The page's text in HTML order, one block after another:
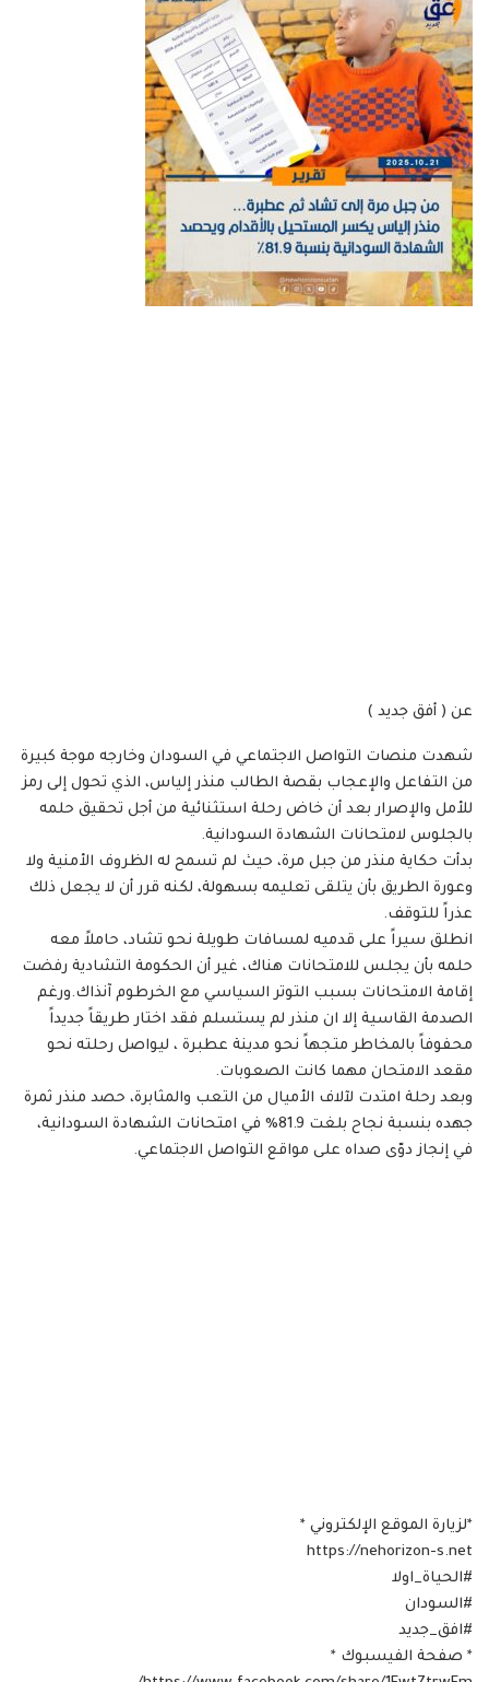
عن ( أفق جديد )
شهدت منصات التواصل الاجتماعي في السودان وخارجه موجة كبيرة
من التفاعل والإعجاب بقصة الطالب منذر إلياس، الذي تحول إلى رمز
للأمل والإصرار بعد أن خاض رحلة استثنائية من أجل تحقيق حلمه
بالجلوس لامتحانات الشهادة السودانية.
بدأت حكاية منذر من جبل مرة، حيث لم تسمح له الظروف الأمنية ولا
وعورة الطريق بأن يتلقى تعليمه بسهولة، لكنه قرر أن لا يجعل ذلك
عذراً للتوقف.
انطلق سيراً على قدميه لمسافات طويلة نحو تشاد، حاملاً معه
حلمه بأن يجلس للامتحانات هناك، غير أن الحكومة التشادية رفضت
إقامة الامتحانات بسبب التوتر السياسي مع الخرطوم آنذاك.ورغم
الصدمة القاسية إلا ان منذر لم يستسلم فقد اختار طريقاً جديداً
محفوفاً بالمخاطر متجهاً نحو مدينة عطبرة ، ليواصل رحلته نحو
مقعد الامتحان مهما كانت الصعوبات.
وبعد رحلة امتدت لآلاف الأميال من التعب والمثابرة، حصد منذر ثمرة
جهده بنسبة نجاح بلغت 81.9% في امتحانات الشهادة السودانية،
في إنجاز دوّى صداه على مواقع التواصل الاجتماعي.
*لزيارة الموقع الإلكتروني * ‪
https://nehorizon-s.net
#الحياة_اولا
#السودان
#افق_جديد
* صفحة الفيسبوك *